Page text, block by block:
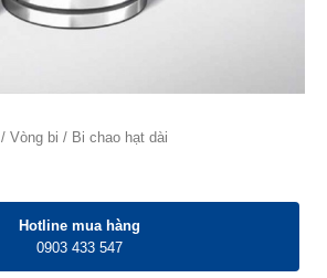
/ Vòng bi / Bi chao hạt dài
Hotline mua hàng
0903 433 547